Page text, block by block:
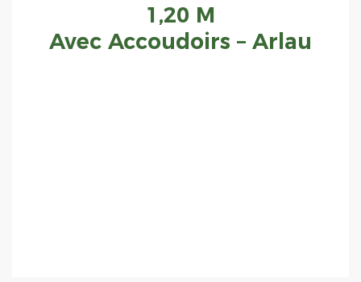
1,20 M
Avec Accoudoirs – Arlau